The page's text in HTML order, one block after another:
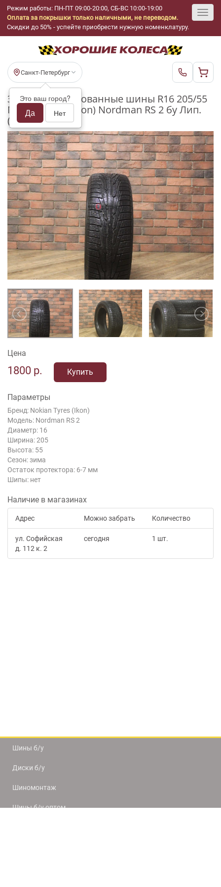
Режим работы: ПН-ПТ 09:00-20:00, СБ-ВС 10:00-19:00
Оплата за покрышки только наличными, не переводом.
Скидки до 50% - успейте приобрести нужную номенклатуру.
Санкт-Петербург
Это ваш город?
Да Нет
Зимние нешипованные шины R16 205/55
Nokian Tyres (Ikon) Nordman RS 2 бу Лип.
(6-7 мм.)
Цена
1800 р. Купить
Параметры
Бренд: Nokian Tyres (Ikon)
Модель: Nordman RS 2
Диаметр: 16
Ширина: 205
Высота: 55
Сезон: зима
Остаток протектора: 6-7 мм
Шипы: нет
Наличие в магазинах
Адрес Можно забрать Количество
ул. Софийская
д. 112 к. 2
сегодня 1 шт.
Шины б/у
Диски б/у
Шиномонтаж
Шины б/у оптом